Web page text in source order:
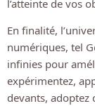
l’atteinte de vos
En finalité,
numériques, tel
infinies pour
expérimentez,
devants, adoptez